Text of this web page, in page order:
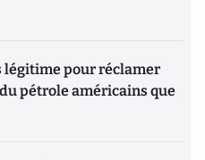
légitime pour réclamer
pétrole américains que